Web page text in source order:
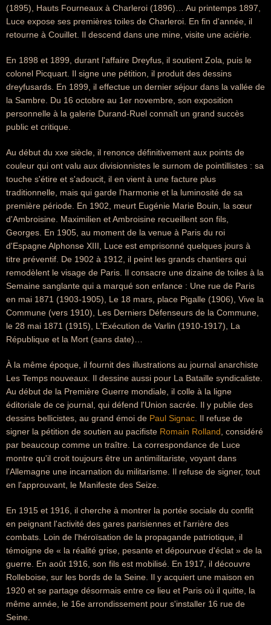
(1895), Hauts Fourneaux à Charleroi (1896)… Au printemps 1897,
Luce expose ses premières toiles de Charleroi. En fin d'année, il
retourne à Couillet. Il descend dans une mine, visite une aciérie.
En 1898 et 1899, durant l'affaire Dreyfus, il soutient Zola, puis le
colonel Picquart. Il signe une pétition, il produit des dessins
dreyfusards. En 1899, il effectue un dernier séjour dans la vallée de
la Sambre. Du 16 octobre au 1er novembre, son exposition
personnelle à la galerie Durand-Ruel connaît un grand succès
public et critique.
Au début du xxe siècle, il renonce définitivement aux points de
couleur qui ont valu aux divisionnistes le surnom de pointillistes : sa
touche s'étire et s'adoucit, il en vient à une facture plus
traditionnelle, mais qui garde l'harmonie et la luminosité de sa
première période. En 1902, meurt Eugénie Marie Bouin, la sœur
d'Ambroisine. Maximilien et Ambroisine recueillent son fils,
Georges. En 1905, au moment de la venue à Paris du roi
d'Espagne Alphonse XIII, Luce est emprisonné quelques jours à
titre préventif. De 1902 à 1912, il peint les grands chantiers qui
remodèlent le visage de Paris. Il consacre une dizaine de toiles à la
Semaine sanglante qui a marqué son enfance : Une rue de Paris
en mai 1871 (1903-1905), Le 18 mars, place Pigalle (1906), Vive la
Commune (vers 1910), Les Derniers Défenseurs de la Commune,
le 28 mai 1871 (1915), L'Exécution de Varlin (1910-1917), La
République et la Mort (sans date)…
À la même époque, il fournit des illustrations au journal anarchiste
Les Temps nouveaux. Il dessine aussi pour La Bataille syndicaliste.
Au début de la Première Guerre mondiale, il colle à la ligne
éditoriale de ce journal, qui défend l'Union sacrée. Il y publie des
dessins bellicistes, au grand émoi de Paul Signac . Il refuse de
signer la pétition de soutien au pacifiste Romain Rolland , considéré
par beaucoup comme un traître. La correspondance de Luce
montre qu'il croit toujours être un antimilitariste, voyant dans
l'Allemagne une incarnation du militarisme. Il refuse de signer, tout
en l'approuvant, le Manifeste des Seize.
En 1915 et 1916, il cherche à montrer la portée sociale du conflit
en peignant l'activité des gares parisiennes et l'arrière des
combats. Loin de l'héroïsation de la propagande patriotique, il
témoigne de « la réalité grise, pesante et dépourvue d'éclat » de la
guerre. En août 1916, son fils est mobilisé. En 1917, il découvre
Rolleboise, sur les bords de la Seine. Il y acquiert une maison en
1920 et se partage désormais entre ce lieu et Paris où il quitte, la
même année, le 16e arrondissement pour s'installer 16 rue de
Seine.